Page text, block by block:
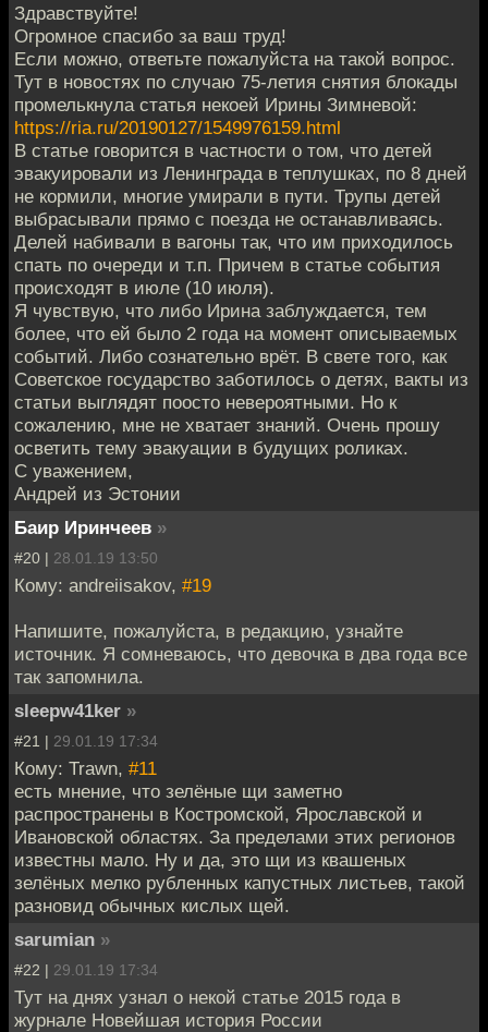
Здравствуйте!
Огромное спасибо за ваш труд!
Если можно, ответьте пожалуйста на такой вопрос.
Тут в новостях по случаю 75-летия снятия блокады
промелькнула статья некоей Ирины Зимневой:
https://ria.ru/20190127/1549976159.html
В статье говорится в частности о том, что детей
эвакуировали из Ленинграда в теплушках, по 8 дней
не кормили, многие умирали в пути. Трупы детей
выбрасывали прямо с поезда не останавливаясь.
Делей набивали в вагоны так, что им приходилось
спать по очереди и т.п. Причем в статье события
происходят в июле (10 июля).
Я чувствую, что либо Ирина заблуждается, тем
более, что ей было 2 года на момент описываемых
событий. Либо сознательно врёт. В свете того, как
Советское государство заботилось о детях, вакты из
статьи выглядят поосто невероятными. Но к
сожалению, мне не хватает знаний. Очень прошу
осветить тему эвакуации в будущих роликах.
С уважением,
Андрей из Эстонии
Баир Иринчеев »
#20 | 28.01.19 13:50
Кому: andreiisakov, #19
Напишите, пожалуйста, в редакцию, узнайте
источник. Я сомневаюсь, что девочка в два года все
так запомнила.
sleepw41ker »
#21 | 29.01.19 17:34
Кому: Trawn, #11
есть мнение, что зелёные щи заметно
распространены в Костромской, Ярославской и
Ивановской областях. За пределами этих регионов
известны мало. Ну и да, это щи из квашеных
зелёных мелко рубленных капустных листьев, такой
разновид обычных кислых щей.
sarumian »
#22 | 29.01.19 17:34
Тут на днях узнал о некой статье 2015 года в
журнале Новейшая история России